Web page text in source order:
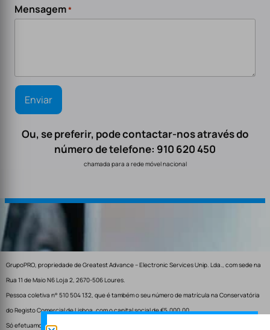
Mensagem*
Ou, se preferir, pode contactar-nos através do
número de telefone: 910 620 450
chamada para a rede móvel nacional
GrupoPRO, propriedade de Greatest Advance – Electronic Services Unip. Lda., com sede na
Rua 11 de Maio N6 Loja 2, 2670-506 Loures.
Pessoa coletiva n° 510 504 132, que é também o seu número de matrícula na Conservatória
do Registo Comercial de Lisboa, com o capital social de €5.000,00.
Só efetuamos entregas em Portugal.